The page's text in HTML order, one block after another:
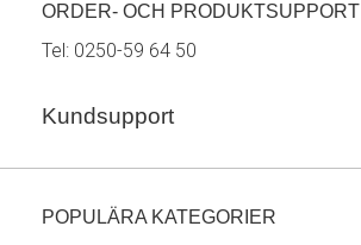
ORDER- OCH PRODUKTSUPPORT
Tel: 0250-59 64 50
Kundsupport
POPULÄRA KATEGORIER